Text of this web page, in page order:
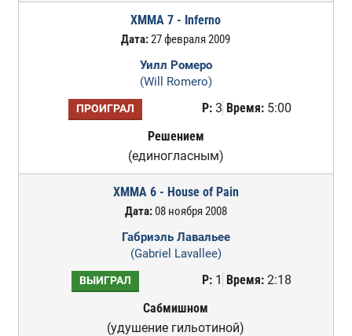
XMMA 7 - Inferno
Дата:27 февраля 2009
Уилл Ромеро
(Will Romero)
ПРОИГРАЛ Р:3 Время:5:00
Решением
(единогласным)
XMMA 6 - House of Pain
Дата:08 ноября 2008
Габриэль Лавальее
(Gabriel Lavallee)
ВЫИГРАЛ Р:1 Время:2:18
Сабмишном
(удушение гильотиной)